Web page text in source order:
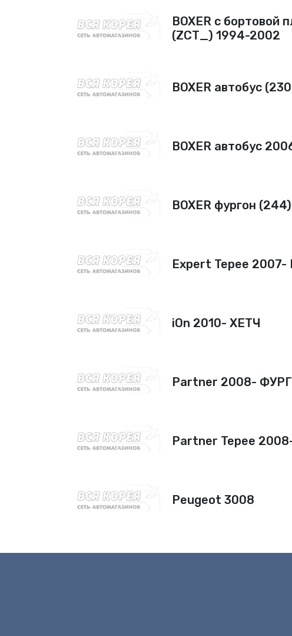
BOXER c бортовой
(ZCT_) 1994-2002
BOXER автобус
BOXER автобус
BOXER фургон
Expert Tepee
iOn 2010- ХЕТЧ
Partner 2008-
Partner Tepee
Peugeot 3008